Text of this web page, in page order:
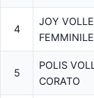
4
JOY
FEMMINILE
5
POLIS
CORATO